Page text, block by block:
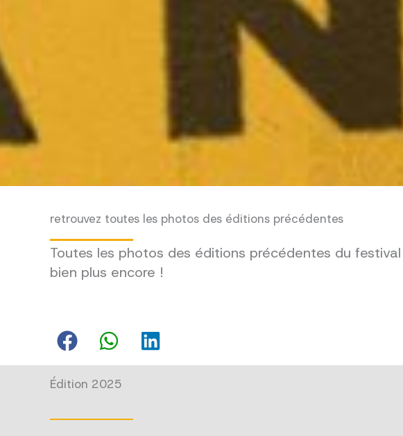
retrouvez toutes les photos des éditions précédentes
Toutes les photos des éditions précédentes du
bien plus encore !
Édition 2025